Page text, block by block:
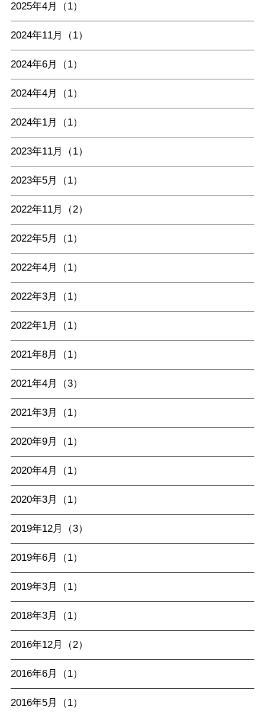
2025年4月（1）
2024年11月（1）
2024年6月（1）
2024年4月（1）
2024年1月（1）
2023年11月（1）
2023年5月（1）
2022年11月（2）
2022年5月（1）
2022年4月（1）
2022年3月（1）
2022年1月（1）
2021年8月（1）
2021年4月（3）
2021年3月（1）
2020年9月（1）
2020年4月（1）
2020年3月（1）
2019年12月（3）
2019年6月（1）
2019年3月（1）
2018年3月（1）
2016年12月（2）
2016年6月（1）
2016年5月（1）